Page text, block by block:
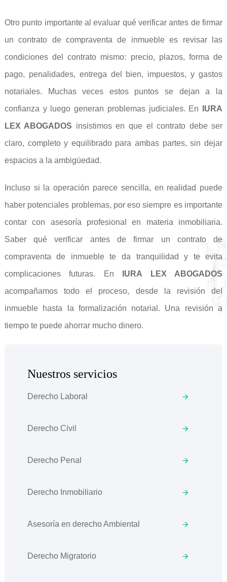
Otro punto importante al evaluar qué verificar antes de firmar
un contrato de compraventa de inmueble es revisar las
condiciones del contrato mismo: precio, plazos, forma de
pago, penalidades, entrega del bien, impuestos, y gastos
notariales. Muchas veces estos puntos se dejan a la
confianza y luego generan problemas judiciales. En
IURA
LEX ABOGADOS insistimos en que el contrato debe ser
claro, completo y equilibrado para ambas partes, sin dejar
espacios a la ambigüedad.
Incluso si la operación parece sencilla, en realidad puede
haber potenciales problemas, por eso siempre es importante
contar con asesoría profesional en materia inmobiliaria.
Saber qué verificar antes de firmar un contrato de
compraventa de inmueble te da tranquilidad y te evita
complicaciones futuras. En
IURA LEX ABOGADOS
acompañamos todo el proceso, desde la revisión del
inmueble hasta la formalización notarial. Una revisión a
tiempo te puede ahorrar mucho dinero.
Nuestros servicios
Derecho Laboral
Derecho Civil
Derecho Penal
Derecho Inmobiliario
Asesoría en derecho Ambiental
Derecho Migratorio